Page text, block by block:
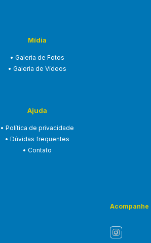
Mídia
• Galeria de Fotos
• Galeria de Vídeos
Ajuda
• Política de privacidade
• Dúvidas frequentes
• Contato
Acompanhe